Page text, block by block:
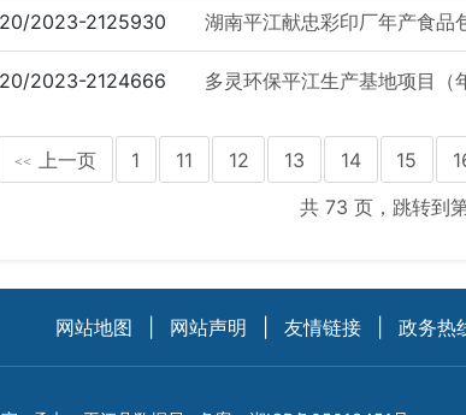
20/2023-2125930 湖南平江献忠彩印厂年产食
20/2023-2124666 多灵环保平江生产基地项目
<< 上一页 1 11 12 13 14 15
共 73 页，跳转到
网站地图 网站声明 友情链接 政务热